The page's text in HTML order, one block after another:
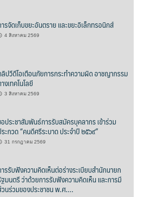
ตย์
ทจ
รจัดเก็บขยะอันตราย และขยะอิเล็กทรอนิกส์
4 สิงหาคม 2569
ปวีดีโอเตือนภัยการกระทำความผิด อาชญากรรม
งเทคโนโลยี
3 สิงหาคม 2569
ประชาสัมพันธ์การรับสมัครบุคลากร เข้าร่วม
ะกวด “คนดีศรีระบาด ประจำปี ๒๕๖๙”
31 กรกฎาคม 2569
รรับฟังความคิดเห็นต่อร่างระเบียบสำนักนายก
มนตรี ว่าด้วยการรับฟังความคิดเห็น และการมี
นร่วมของประชาชน พ.ศ….